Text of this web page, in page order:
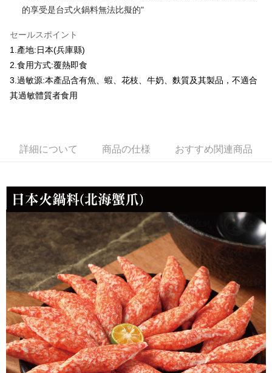
冷凍7-11取貨(快速到店，到貨後4天內需取貨)
冷凍宅配-抗凍紙箱裝(可備註改保麗龍箱)
配送毎にNT$150、NT$999以上で送料無料
冷凍貨到付款
配送毎にNT$180、NT$999以上で送料無料
的享受是台式火鍋料無法比擬的"
セールスポイント
1.產地:日本(兵庫縣)
2.食用方式:覆熱即食
3.過敏源:本產品含有魚、蝦、花枝、牛奶、麩質及其製品，不適合
其過敏體質者食用
詳細について 商品の仕様 おすすめ関連商品